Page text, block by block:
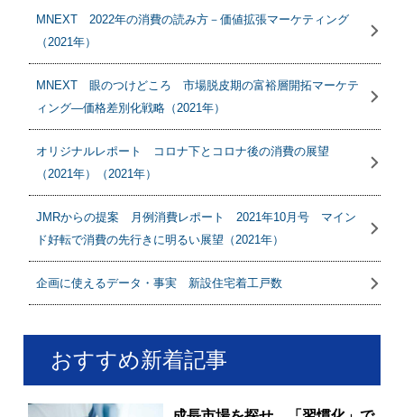
MNEXT 2022年の消費の読み方－価値拡張マーケティング
（2021年）
MNEXT 眼のつけどころ 市場脱皮期の富裕層開拓マーケテ
ィング―価格差別化戦略（2021年）
オリジナルレポート コロナ下とコロナ後の消費の展望
（2021年）（2021年）
JMRからの提案 月例消費レポート 2021年10月号 マイン
ド好転で消費の先行きに明るい展望（2021年）
企画に使えるデータ・事実 新設住宅着工戸数
おすすめ新着記事